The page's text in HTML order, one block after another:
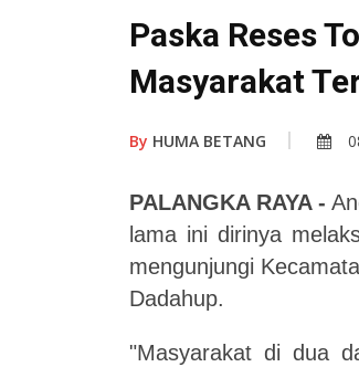
Paska Reses
Masyarakat
By HUMA BETANG
PALANGKA RAYA-
lama ini dirinya
mengunjungi
Dadahup.
"Masyarakat di dua